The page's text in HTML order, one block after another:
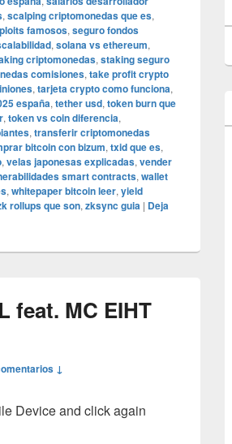
, scalping criptomonedas que es,
famosos, seguro fondos
, solana vs ethereum,
criptomonedas, staking seguro
comisiones, take profit crypto
, tarjeta crypto como funciona,
españa, tether usd, token burn que
, token vs coin diferencia,
, transferir criptomonedas
bitcoin con bizum, txid que es,
, velas japonesas explicadas, vender
smart contracts, wallet
, whitepaper bitcoin leer, yield
rollups que son, zksync guia | Deja
feat. MC EIHT
↓
Device and click again